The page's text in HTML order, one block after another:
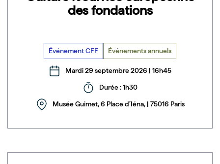
des fondations
Événement CFF Événements annuels
Mardi 29 septembre 2026 | 16h45
Durée : 1h30
Musée Guimet, 6 Place d’Iéna, | 75016 Paris